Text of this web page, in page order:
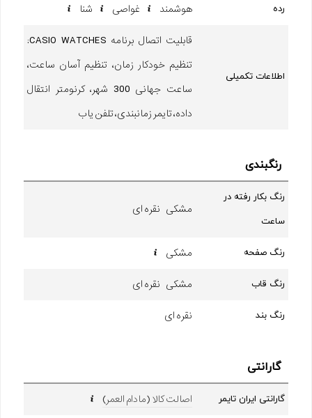
رده هوشمند غواصی شنا
اطلاعات تکمیلی
قابلیت اتصال برنامه CASIO WATCHES:
تنظیم خودکار زمان، تنظیم آسان ساعت،
ساعت جهانی 300 شهر، کرنومتر انتقال
داده، تایمر زمانبندی، تلفن یاب
رنگبندی
رنگ بکار رفته در
ساعت
مشکی نقره ای
رنگ صفحه مشکی
رنگ قاب مشکی نقره ای
رنگ بند نقره ای
گارانتی
گارانتی ایران تایمر اصالت کالا (مادام العمر)